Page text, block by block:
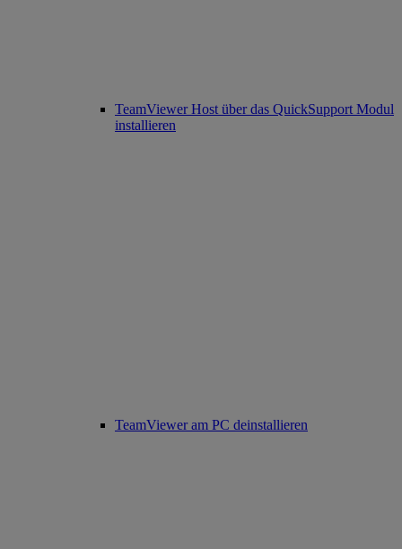
TeamViewer Host über das QuickSupport Modul
installieren
TeamViewer am PC deinstallieren